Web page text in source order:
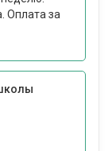
Оплата за